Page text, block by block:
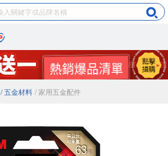
/ 五金材料 / 家用五金配件